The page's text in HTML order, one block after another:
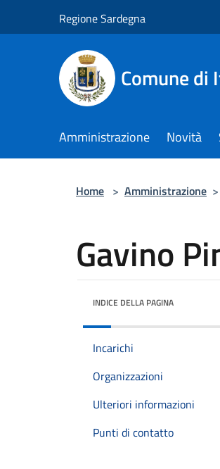
Regione Sardegna
Comune di
Amministrazione Novità
Home > Amministrazione >
Gavino
INDICE DELLA PAGINA
Incarichi
Organizzazioni
Ulteriori informazioni
Punti di contatto